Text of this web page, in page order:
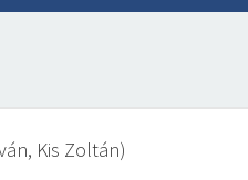
Kis Zoltán)